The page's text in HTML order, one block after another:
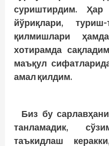
суриштирдим.Ҳар
йўриқлари,
қилмишлари
ҳамда
хотирамда
маъқул
амалқилдим.
Биз бу
танламадик,
таъкидлаш